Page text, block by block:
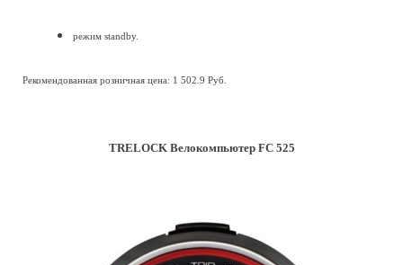
режим standby.
Рекомендованная розничная цена: 1 502.9 Руб.
TRELOCK Велокомпьютер FC 525